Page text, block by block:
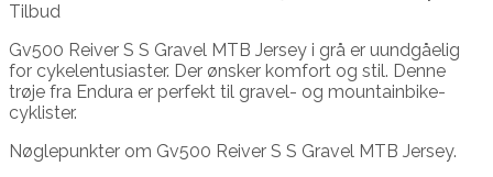
Tilbud
Gv500 Reiver S S Gravel MTB Jersey i grå er uundgåelig
for cykelentusiaster. Der ønsker komfort og stil. Denne
trøje fra Endura er perfekt til gravel- og mountainbike-
cyklister.
Nøglepunkter om Gv500 Reiver S S Gravel MTB Jersey.